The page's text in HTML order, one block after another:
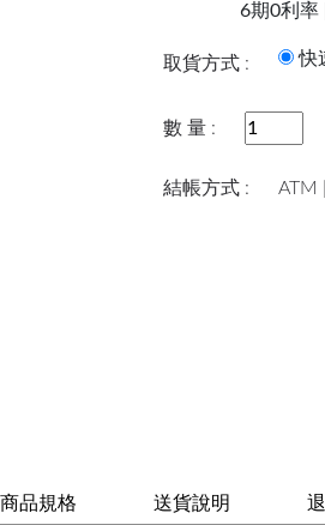
6期0利率
取貨方式 :
數 量 :
結帳方式 : ATM
商品規格 送貨說明